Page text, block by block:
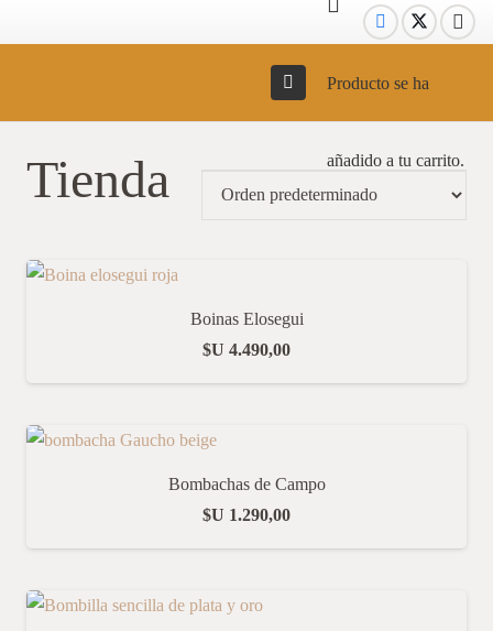
Producto se ha
añadido a tu carrito.
Tienda
Boinas Elosegui
$U 4.490,00
Bombachas de Campo
$U 1.290,00